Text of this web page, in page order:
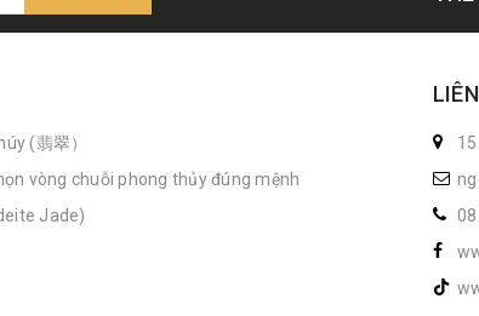
(翡翠）
vòng chuỗi phong thủy đúng mệnh
Jade)